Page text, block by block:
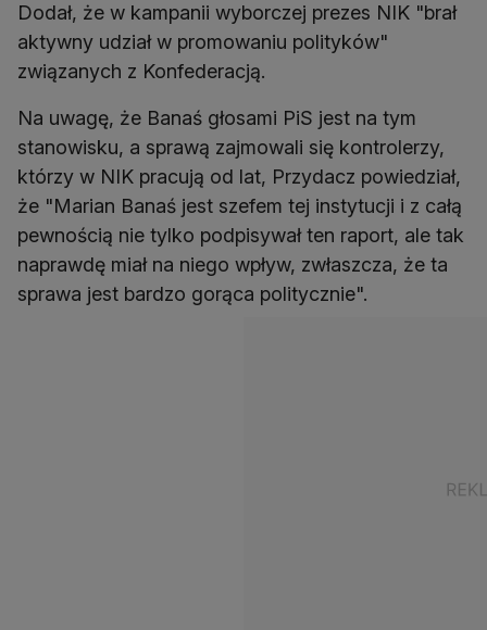
Dodał, że w kampanii wyborczej prezes NIK "brał
aktywny udział w promowaniu polityków"
związanych z Konfederacją.
Na uwagę, że Banaś głosami PiS jest na tym
stanowisku, a sprawą zajmowali się kontrolerzy,
którzy w NIK pracują od lat, Przydacz powiedział,
że "Marian Banaś jest szefem tej instytucji i z całą
pewnością nie tylko podpisywał ten raport, ale tak
naprawdę miał na niego wpływ, zwłaszcza, że ta
sprawa jest bardzo gorąca politycznie".